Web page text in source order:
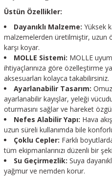
Üstün Özellikler:
Dayanıklı Malzeme: Yüksek
malzemelerden üretilmiştir, uzun
karşı koyar.
MOLLE Sistemi: MOLLE
ihtiyaçlarınıza göre özelleştirme
aksesuarları kolayca takabilirsiniz.
Ayarlanabilir Tasarım:
ayarlanabilir kayışlar, yeleği
oturmasını sağlar ve hareket
Nefes Alabilir Yapı: Hava
uzun süreli kullanımda bile
Çoklu Cepler: Farklı
tüm ekipmanlarınızı düzenli bir
Su Geçirmezlik: Suya
yağmur ve nemden korur.